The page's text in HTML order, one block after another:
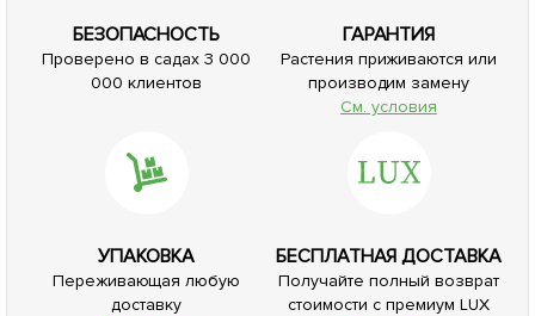
БЕЗОПАСНОСТЬ
Проверено в садах 3 000
000 клиентов
ГАРАНТИЯ
Растения приживаются или
производим замену
См. условия
УПАКОВКА
Переживающая любую
доставку
БЕСПЛАТНАЯ ДОСТАВКА
Получайте полный возврат
стоимости с премиум LUX